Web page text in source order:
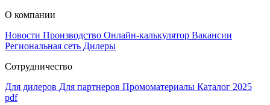
О компании
Новости Производство Онлайн-калькулятор Вакансии
Региональная сеть Дилеры
Сотрудничество
Для дилеров Для партнеров Промоматериалы Каталог 2025
pdf